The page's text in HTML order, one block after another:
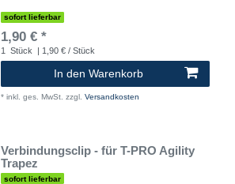
sofort lieferbar
1,90 € *
1 Stück | 1,90 € / Stück
In den Warenkorb
* inkl. ges. MwSt. zzgl. Versandkosten
Verbindungsclip - für T-PRO Agility
Trapez
sofort lieferbar